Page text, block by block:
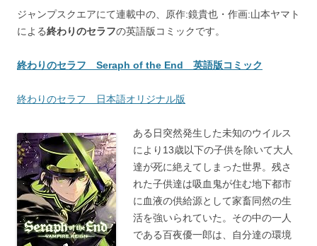
ジャンプスクエアにて連載中の、原作:鏡貴也・作画:山本ヤマト
による終わりのセラフの英語版コミックです。
終わりのセラフ Seraph of the End 英語版コミック
終わりのセラフ 日本語オリジナル版
ある日突然発生した未知のウイルス
により13歳以下の子供を除いて大人
達が死に絶えてしまった世界。残さ
れた子供達は吸血鬼が住む地下都市
に血液の供給源として家畜同然の生
活を強いられていた。その中の一人
である百夜優一郎は、自分達の環境